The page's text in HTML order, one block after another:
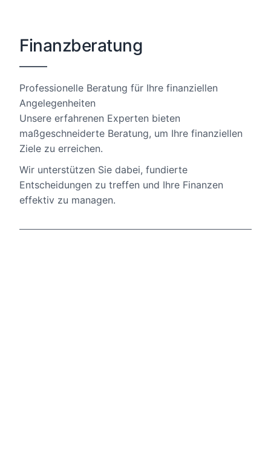
Finanzberatung
Professionelle Beratung für Ihre finanziellen
Angelegenheiten
Unsere erfahrenen Experten bieten
maßgeschneiderte Beratung, um Ihre finanziellen
Ziele zu erreichen.
Wir unterstützen Sie dabei, fundierte
Entscheidungen zu treffen und Ihre Finanzen
effektiv zu managen.